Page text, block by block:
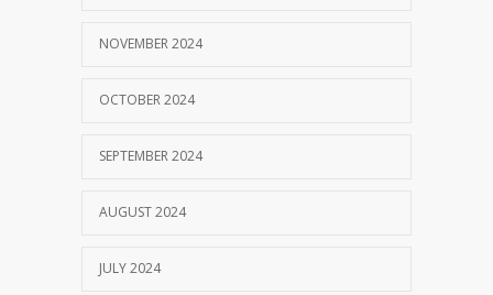
NOVEMBER 2024
OCTOBER 2024
SEPTEMBER 2024
AUGUST 2024
JULY 2024